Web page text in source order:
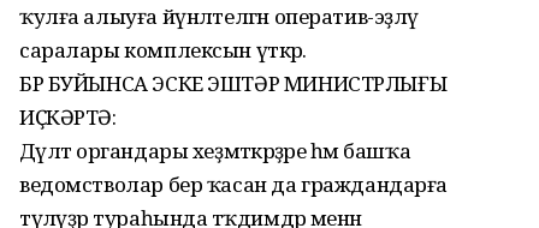
ҡулға алыуға йүнәлтелгән оператив-эҙләү
саралары комплексын үткәрә.
БР БУЙЫНСА ЭСКЕ ЭШТӘР МИНИСТРЛЫҒЫ
ИҪКӘРТӘ:
Дәүләт органдары хеҙмәткәрҙәре һәм башҡа
ведомстволар бер ҡасан да граждандарға
түләүҙәр тураһында тәҡдимдәр менән